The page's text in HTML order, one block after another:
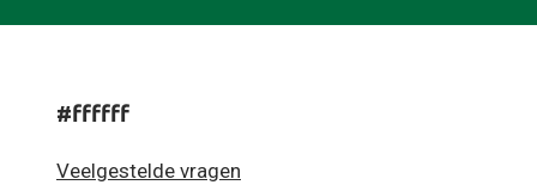
#ffffff
Veelgestelde vragen